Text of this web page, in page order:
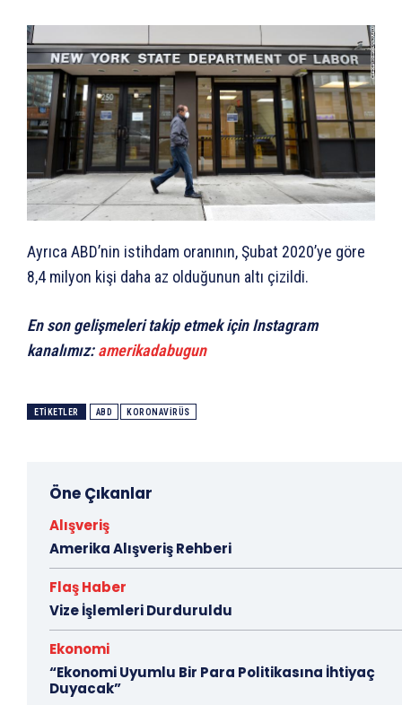
Ayrıca ABD’nin istihdam oranının, Şubat 2020’ye göre
8,4 milyon kişi daha az olduğunun altı çizildi.
En son gelişmeleri takip etmek için Instagram
kanalımız:amerikadabugun
ETIKETLER ABD KORONAVIRÜS
Öne Çıkanlar
Alışveriş
Amerika Alışveriş Rehberi
Flaş Haber
Vize İşlemleri Durduruldu
Ekonomi
“Ekonomi Uyumlu Bir Para Politikasına İhtiyaç
Duyacak”